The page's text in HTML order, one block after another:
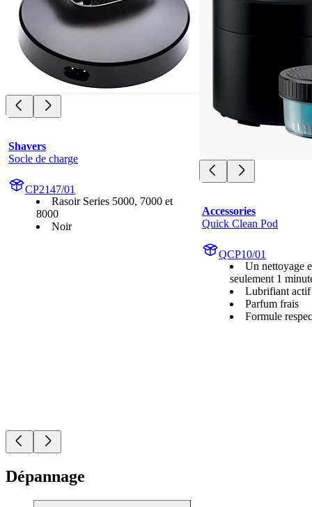
Shavers
Socle de charge
CP2147/01
Rasoir Series 5000, 7000 et
8000
Noir
Accessories
Quick Clean Pod
QCP10/01
Un nettoyage
seulement 1
Lubrifiant actif
Parfum frais
Formule
Dépannage